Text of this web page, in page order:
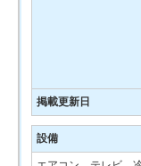
掲載更新日
設備